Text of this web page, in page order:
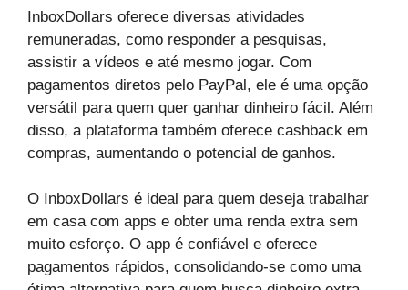
InboxDollars oferece diversas atividades
remuneradas, como responder a pesquisas,
assistir a vídeos e até mesmo jogar. Com
pagamentos diretos pelo PayPal, ele é uma opção
versátil para quem quer ganhar dinheiro fácil. Além
disso, a plataforma também oferece cashback em
compras, aumentando o potencial de ganhos.
O InboxDollars é ideal para quem deseja trabalhar
em casa com apps e obter uma renda extra sem
muito esforço. O app é confiável e oferece
pagamentos rápidos, consolidando-se como uma